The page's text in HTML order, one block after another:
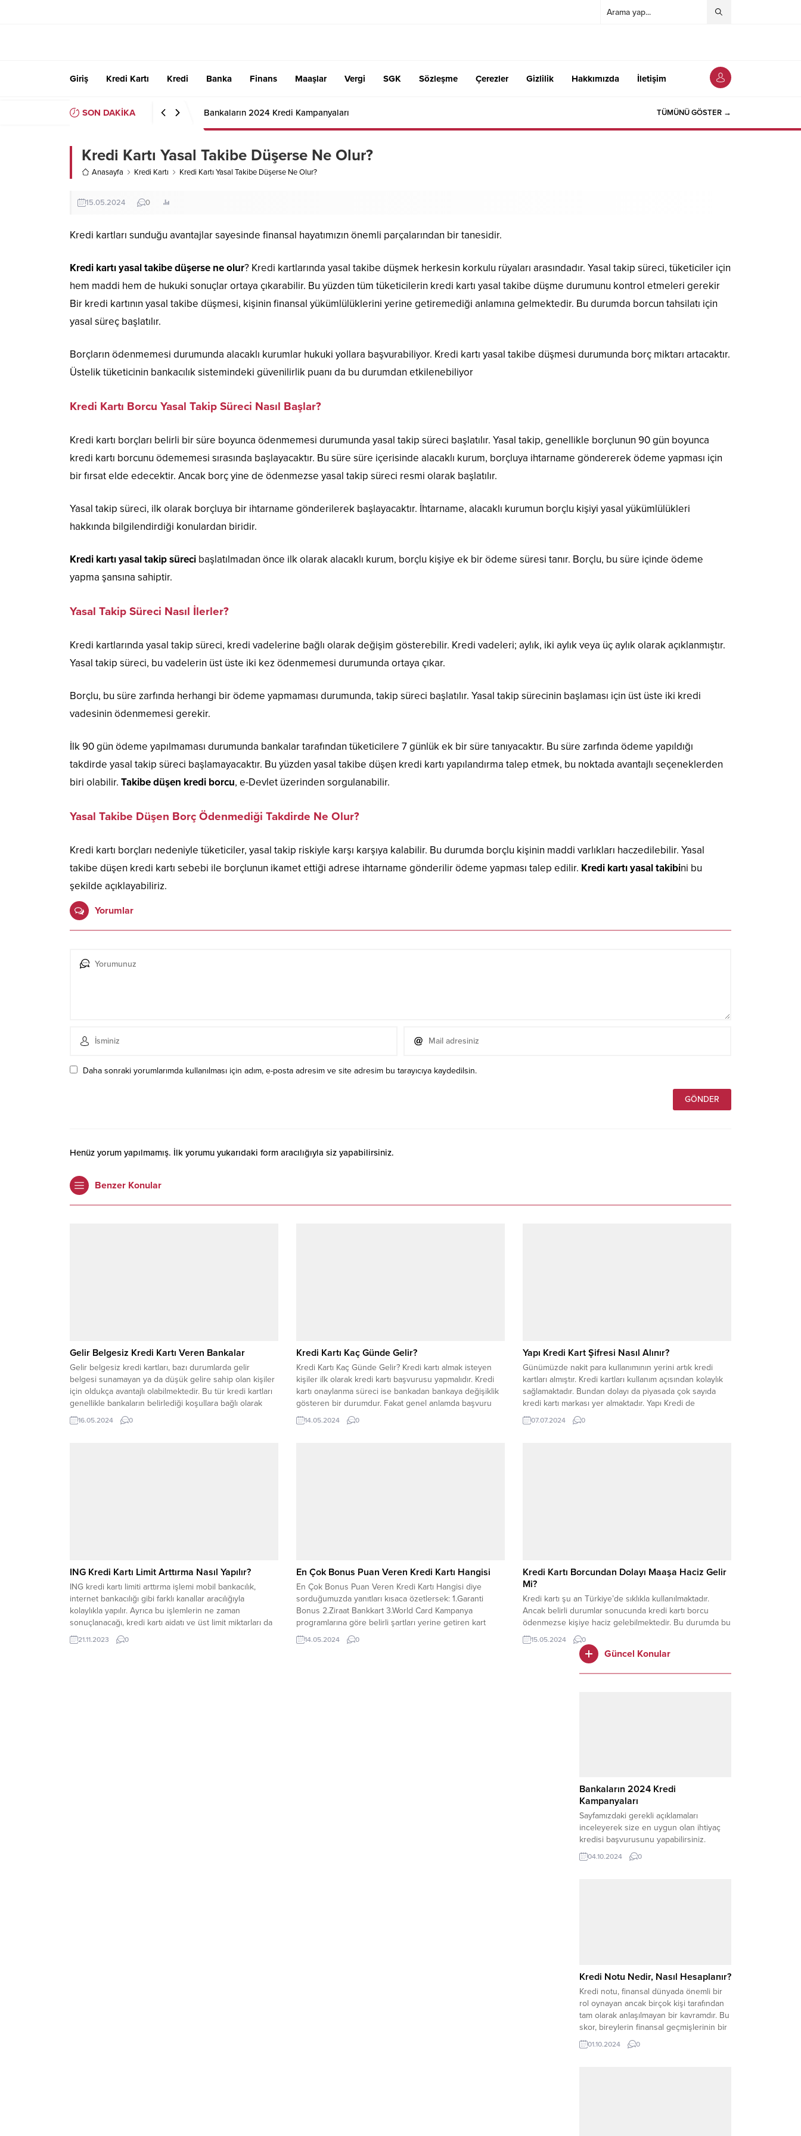
Giriş Kredi Kartı Kredi Banka Finans Maaşlar Vergi SGK Sözleşme Çerezler Gizlilik Hakkımızda İletişim
SON DAKİKA Bankaların 2024 Kredi Kampanyaları TÜMÜNÜ GÖSTER →
Kredi Kartı Yasal Takibe Düşerse Ne Olur?
Anasayfa Kredi Kartı Kredi Kartı Yasal Takibe Düşerse Ne Olur?
15.05.2024 0
Kredi kartları sunduğu avantajlar sayesinde finansal hayatımızın önemli parçalarından bir tanesidir.
Kredi kartı yasal takibe düşerse ne olur? Kredi kartlarında yasal takibe düşmek herkesin korkulu rüyaları arasındadır. Yasal takip süreci, tüketiciler için
hem maddi hem de hukuki sonuçlar ortaya çıkarabilir. Bu yüzden tüm tüketicilerin kredi kartı yasal takibe düşme durumunu kontrol etmeleri gerekir
Bir kredi kartının yasal takibe düşmesi, kişinin finansal yükümlülüklerini yerine getiremediği anlamına gelmektedir. Bu durumda borcun tahsilatı için
yasal süreç başlatılır.
Borçların ödenmemesi durumunda alacaklı kurumlar hukuki yollara başvurabiliyor. Kredi kartı yasal takibe düşmesi durumunda borç miktarı artacaktır.
Üstelik tüketicinin bankacılık sistemindeki güvenilirlik puanı da bu durumdan etkilenebiliyor
Kredi Kartı Borcu Yasal Takip Süreci Nasıl Başlar?
Kredi kartı borçları belirli bir süre boyunca ödenmemesi durumunda yasal takip süreci başlatılır. Yasal takip, genellikle borçlunun 90 gün boyunca
kredi kartı borcunu ödememesi sırasında başlayacaktır. Bu süre süre içerisinde alacaklı kurum, borçluya ihtarname göndererek ödeme yapması için
bir fırsat elde edecektir. Ancak borç yine de ödenmezse yasal takip süreci resmi olarak başlatılır.
Yasal takip süreci, ilk olarak borçluya bir ihtarname gönderilerek başlayacaktır. İhtarname, alacaklı kurumun borçlu kişiyi yasal yükümlülükleri
hakkında bilgilendirdiği konulardan biridir.
Kredi kartı yasal takip süreci başlatılmadan önce ilk olarak alacaklı kurum, borçlu kişiye ek bir ödeme süresi tanır. Borçlu, bu süre içinde ödeme
yapma şansına sahiptir.
Yasal Takip Süreci Nasıl İlerler?
Kredi kartlarında yasal takip süreci, kredi vadelerine bağlı olarak değişim gösterebilir. Kredi vadeleri; aylık, iki aylık veya üç aylık olarak açıklanmıştır.
Yasal takip süreci, bu vadelerin üst üste iki kez ödenmemesi durumunda ortaya çıkar.
Borçlu, bu süre zarfında herhangi bir ödeme yapmaması durumunda, takip süreci başlatılır. Yasal takip sürecinin başlaması için üst üste iki kredi
vadesinin ödenmemesi gerekir.
İlk 90 gün ödeme yapılmaması durumunda bankalar tarafından tüketicilere 7 günlük ek bir süre tanıyacaktır. Bu süre zarfında ödeme yapıldığı
takdirde yasal takip süreci başlamayacaktır. Bu yüzden yasal takibe düşen kredi kartı yapılandırma talep etmek, bu noktada avantajlı seçeneklerden
biri olabilir. Takibe düşen kredi borcu, e-Devlet üzerinden sorgulanabilir.
Yasal Takibe Düşen Borç Ödenmediği Takdirde Ne Olur?
Kredi kartı borçları nedeniyle tüketiciler, yasal takip riskiyle karşı karşıya kalabilir. Bu durumda borçlu kişinin maddi varlıkları haczedilebilir. Yasal
takibe düşen kredi kartı sebebi ile borçlunun ikamet ettiği adrese ihtarname gönderilir ödeme yapması talep edilir. Kredi kartı yasal takibini bu
şekilde açıklayabiliriz.
Yorumlar
Daha sonraki yorumlarımda kullanılması için adım, e-posta adresim ve site adresim bu tarayıcıya kaydedilsin.
Henüz yorum yapılmamış. İlk yorumu yukarıdaki form aracılığıyla siz yapabilirsiniz.
Benzer Konular
Gelir Belgesiz Kredi Kartı Veren Bankalar
Gelir belgesiz kredi kartları, bazı durumlarda gelir
belgesi sunamayan ya da düşük gelire sahip olan kişiler
için oldukça avantajlı olabilmektedir. Bu tür kredi kartları
genellikle bankaların belirlediği koşullara bağlı olarak
verilmektedir. Ancak, gelir belgesiz kredi kartı başvurusu
yaparken dikkat edilmesi gereken bazı hususlar
16.05.2024 0
Kredi Kartı Kaç Günde Gelir?
Kredi Kartı Kaç Günde Gelir? Kredi kartı almak isteyen
kişiler ilk olarak kredi kartı başvurusu yapmalıdır. Kredi
kartı onaylanma süreci ise bankadan bankaya değişiklik
gösteren bir durumdur. Fakat genel anlamda başvuru
işlemleri tamamlandıktan sonra aynı gün içerisinde kişiye
bilgilendirme yapılır. Burada önemli olan başvurunun iş
14.05.2024 0
Yapı Kredi Kart Şifresi Nasıl Alınır?
Günümüzde nakit para kullanımının yerini artık kredi
kartları almıştır. Kredi kartları kullanım açısından kolaylık
sağlamaktadır. Bundan dolayı da piyasada çok sayıda
kredi kartı markası yer almaktadır. Yapı Kredi de
ülkemizde en çok kullanılan kredi kartı markalarından
biridir. Her geçen gün Yapı Kredi kartına başvuran
07.07.2024 0
ING Kredi Kartı Limit Arttırma Nasıl Yapılır?
ING kredi kartı limiti arttırma işlemi mobil bankacılık,
internet bankacılığı gibi farklı kanallar aracılığıyla
kolaylıkla yapılır. Ayrıca bu işlemlerin ne zaman
sonuçlanacağı, kredi kartı aidatı ve üst limit miktarları da
merak edilen konular arasındadır. Bu yazımızda, ING
kredi kartı limit arttırma işlemleri ve detayları hakkında
21.11.2023 0
En Çok Bonus Puan Veren Kredi Kartı Hangisi
En Çok Bonus Puan Veren Kredi Kartı Hangisi diye
sorduğumuzda yanıtları kısaca özetlersek: 1.Garanti
Bonus 2.Ziraat Bankkart 3.World Card Kampanya
programlarına göre belirli şartları yerine getiren kart
sahiplerine para yerine geçerli olan puanlar
verilmektedir. Bu puanlar ile bedava alışveriş yapılması
14.05.2024 0
Kredi Kartı Borcundan Dolayı Maaşa Haciz Gelir
Mi?
Kredi kartı şu an Türkiye’de sıklıkla kullanılmaktadır.
Ancak belirli durumlar sonucunda kredi kartı borcu
ödenmezse kişiye haciz gelebilmektedir. Bu durumda bu
Kişiler kredi kartı borcu sebebiyle maaşa haciz gelip
gelmeyeceğini de merak etmektedir. Kredi Kartı
Borcunun Haciz İşlemi Maaşa Yansır Mı? Kredi kartı
15.05.2024 0
Güncel Konular
Bankaların 2024 Kredi
Kampanyaları
Sayfamızdaki gerekli açıklamaları
inceleyerek size en uygun olan ihtiyaç
kredisi başvurusunu yapabilirsiniz.
Günümüzde bireylerin ihtiyaçlarını
karşılamak için bankalardan kredi
04.10.2024 0
Kredi Notu Nedir, Nasıl Hesaplanır?
Kredi notu, finansal dünyada önemli bir
rol oynayan ancak birçok kişi tarafından
tam olarak anlaşılmayan bir kavramdır. Bu
skor, bireylerin finansal geçmişlerinin bir
özeti olarak düşünülebilir. Kredi notunuz,
kredi kuruluşları ve finansal kurumlar
01.10.2024 0